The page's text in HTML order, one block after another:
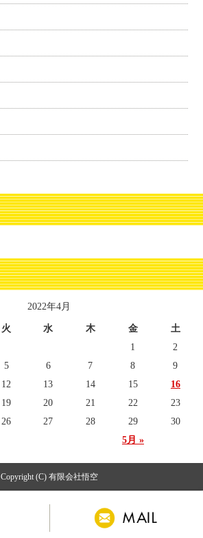
2022年4月
火 水 木 金 土
5月 »
1
2
5 6 7 8
9
12 13 14 15
16
19 20 21 22
23
26 27 28 29 30
Copyright (C) 有限会社悟空